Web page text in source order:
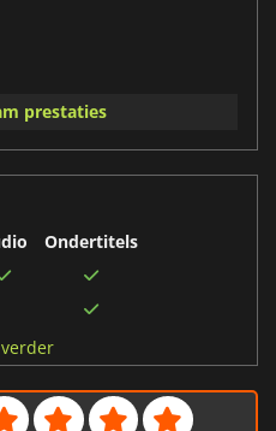
prestaties
Ondertitels